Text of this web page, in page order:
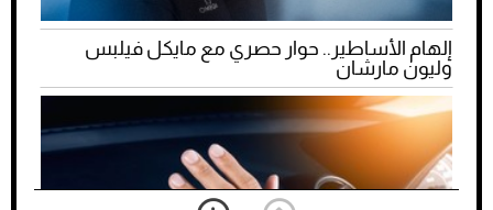
إلهام الأساطير.. حوار حصري مع مايكل فيلبس
وليون مارشان